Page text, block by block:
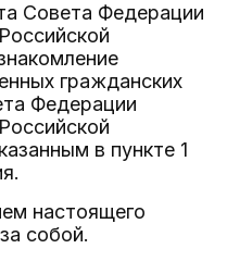
Совета Федерации
гражданских
Федерации
в пункте 1
настоящего
собой.